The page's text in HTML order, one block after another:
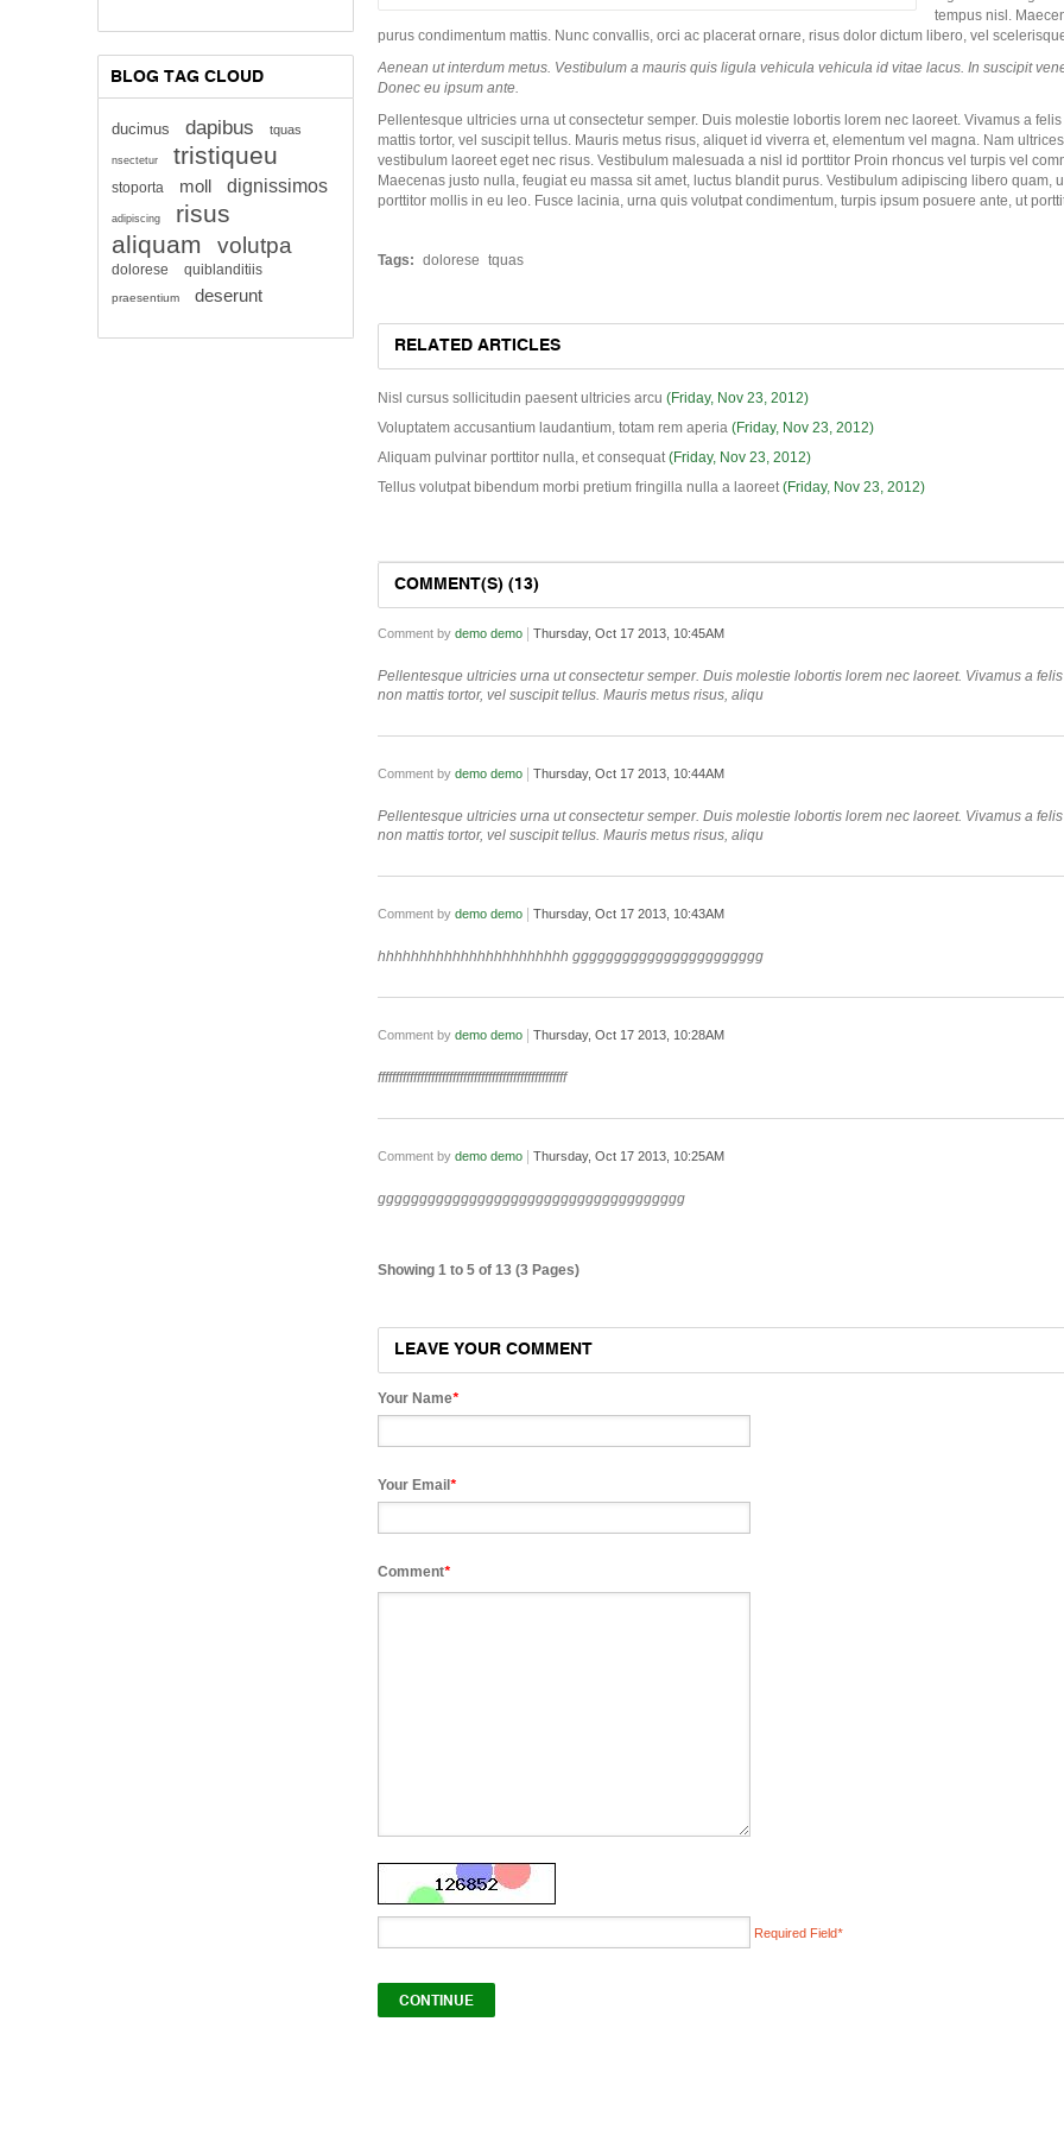
BLOG TAG CLOUD
ducimus dapibus tquas
nsectetur tristiqueu
stoporta moll dignissimos
adipiscing
risus
aliquam
volutpa
dolorese quiblanditiis
praesentium deserunt
tempus nisl.
purus condimentum mattis. Nunc convallis, orci ac placerat ornare, risus dolor dictum libero, vel
Aenean ut interdum metus. Vestibulum a mauris quis ligula vehicula vehicula id vitae lacus. In suscipit
Donec eu ipsum ante.
Pellentesque ultricies urna ut consectetur semper. Duis molestie lobortis lorem nec laoreet. Vivamus a
mattis tortor, vel suscipit tellus. Mauris metus risus, aliquet id viverra et, elementum vel magna. Nam
vestibulum laoreet eget nec risus. Vestibulum malesuada a nisl id porttitor Proin rhoncus vel turpis vel
Maecenas justo nulla, feugiat eu massa sit amet, luctus blandit purus. Vestibulum adipiscing libero
porttitor mollis in eu leo. Fusce lacinia, urna quis volutpat condimentum, turpis ipsum posuere ante, ut
Tags: dolorese tquas
RELATED ARTICLES
Nisl cursus sollicitudin paesent ultricies arcu (Friday, Nov 23, 2012)
Voluptatem accusantium laudantium, totam rem aperia (Friday, Nov 23, 2012)
Aliquam pulvinar porttitor nulla, et consequat (Friday, Nov 23, 2012)
Tellus volutpat bibendum morbi pretium fringilla nulla a laoreet (Friday, Nov 23, 2012)
COMMENT(S) (13)
Comment by demo demo Thursday, Oct 17 2013, 10:45AM
Pellentesque ultricies urna ut consectetur semper. Duis molestie lobortis lorem nec laoreet. Vivamus a
non mattis tortor, vel suscipit tellus. Mauris metus risus, aliqu
Comment by demo demo Thursday, Oct 17 2013, 10:44AM
Pellentesque ultricies urna ut consectetur semper. Duis molestie lobortis lorem nec laoreet. Vivamus a
non mattis tortor, vel suscipit tellus. Mauris metus risus, aliqu
Comment by demo demo Thursday, Oct 17 2013, 10:43AM
hhhhhhhhhhhhhhhhhhhhhhh ggggggggggggggggggggggg
Comment by demo demo Thursday, Oct 17 2013, 10:28AM
fffffffffffffffffffffffffffffffffffffffffffffffffffff
Comment by demo demo Thursday, Oct 17 2013, 10:25AM
ggggggggggggggggggggggggggggggggggggg
Showing 1 to 5 of 13 (3 Pages)
LEAVE YOUR COMMENT
Your Name*
Your Email *
Comment*
Required Field*
CONTINUE